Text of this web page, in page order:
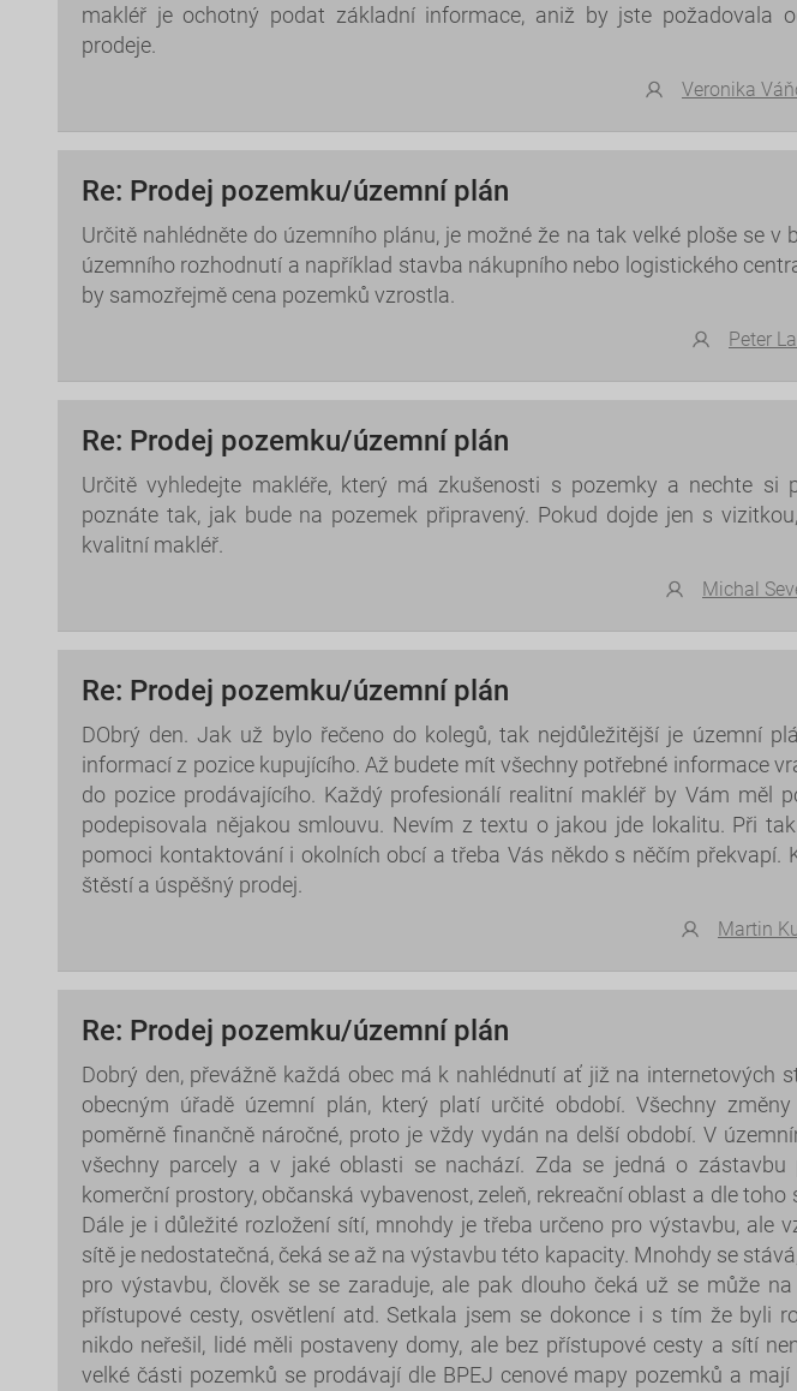
makléř je ochotný podat základní informace, aniž by jste požadovala
prodeje.
Veronika
Re: Prodej pozemku/územní plán
Určitě nahlédněte do územního plánu, je možné že na tak velké ploše se v
územního rozhodnutí a například stavba nákupního nebo logistického
by samozřejmě cena pozemků vzrostla.
Peter
Re: Prodej pozemku/územní plán
Určitě vyhledejte makléře, který má zkušenosti s pozemky a nechte si
poznáte tak, jak bude na pozemek připravený. Pokud dojde jen s
kvalitní makléř.
Michal
Re: Prodej pozemku/územní plán
DObrý den. Jak už bylo řečeno do kolegů, tak nejdůležitější je územní
informací z pozice kupujícího. Až budete mít všechny potřebné informace
do pozice prodávajícího. Každý profesionálí realitní makléř by Vám měl
podepisovala nějakou smlouvu. Nevím z textu o jakou jde lokalitu. Při
pomoci kontaktování i okolních obcí a třeba Vás někdo s něčím překvapí.
štěstí a úspěšný prodej.
Martin
Re: Prodej pozemku/územní plán
Dobrý den, převážně každá obec má k nahlédnutí ať již na internetových
obecným úřadě územní plán, který platí určité období. Všechny
poměrně finančně náročné, proto je vždy vydán na delší období. V
všechny parcely a v jaké oblasti se nachází. Zda se jedná o zástavbu
komerční prostory, občanská vybavenost, zeleň, rekreační oblast a dle toho
Dále je i důležité rozložení sítí, mnohdy je třeba určeno pro výstavbu, ale
sítě je nedostatečná, čeká se až na výstavbu této kapacity. Mnohdy se
pro výstavbu, člověk se se zaraduje, ale pak dlouho čeká už se může
přístupové cesty, osvětlení atd. Setkala jsem se dokonce i s tím že byli
nikdo neřešil, lidé měli postaveny domy, ale bez přístupové cesty a sítí
velké části pozemků se prodávají dle BPEJ cenové mapy pozemků a